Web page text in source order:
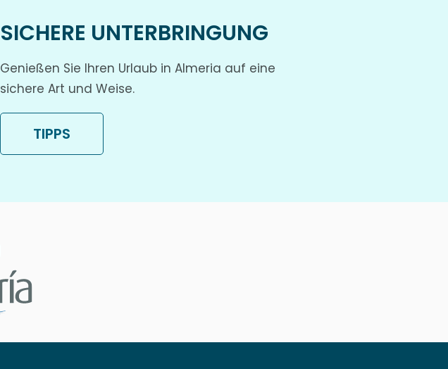
SICHERE UNTERBRINGUNG
Genießen Sie Ihren Urlaub in Almeria auf eine
sichere Art und Weise.
TIPPS